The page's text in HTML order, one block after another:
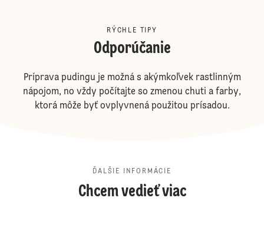
RÝCHLE TIPY
Odporúčanie
Príprava pudingu je možná s akýmkoľvek rastlinným
nápojom, no vždy počítajte so zmenou chuti a farby,
ktorá môže byť ovplyvnená použitou prísadou.
ĎALŠIE INFORMÁCIE
Chcem vedieť viac